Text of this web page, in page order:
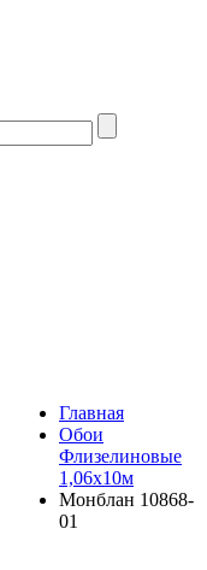
Главная
Обои
Флизелиновые
1,06х10м
Монблан 10868-
01